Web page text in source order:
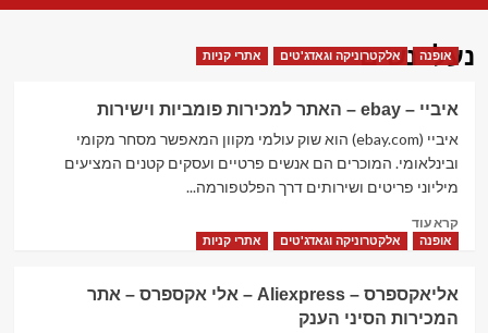
נעלי נשים
אופנה אלקטרוניקה וגאדג'טים אתרי קניות
איביי – ebay – האתר למכירות פומביות וישירות
איביי (ebay.com) הוא שוק עולמי מקוון המאפשר מסחר מקומי
ובינלאומי. המוכרים הם אנשים פרטיים ועסקים קטנים המציעים
מיליוני פריטים ושירותים דרך הפלטפורמה...
קרא עודRead
more
–
ebay
אופנה אלקטרוניקה וגאדג'טים אתרי קניות
אליאקספרס – Aliexpress – אלי אקספרס – אתר
המכירות הסיני הענק